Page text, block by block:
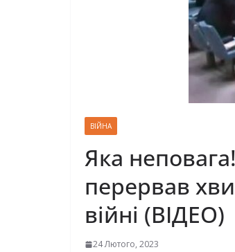
ВІЙНА
Яка
перервав
війні (ВІДЕО)
24 Лютого, 2023